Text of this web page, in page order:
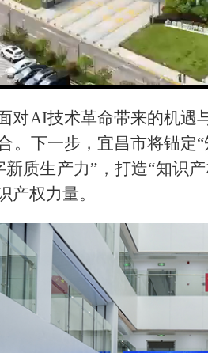
对AI技术革命带来的机遇
。下一步，宜昌市将锚定
质生产力”，打造“知识
产权力量。